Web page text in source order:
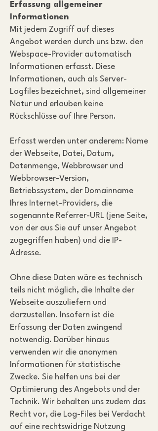
Erfassung allgemeiner
Informationen
Mit jedem Zugriff auf dieses
Angebot werden durch uns bzw. den
Webspace-Provider automatisch
Informationen erfasst. Diese
Informationen, auch als Server-
Logfiles bezeichnet, sind allgemeiner
Natur und erlauben keine
Rückschlüsse auf Ihre Person.
Erfasst werden unter anderem: Name
der Webseite, Datei, Datum,
Datenmenge, Webbrowser und
Webbrowser-Version,
Betriebssystem, der Domainname
Ihres Internet-Providers, die
sogenannte Referrer-URL (jene Seite,
von der aus Sie auf unser Angebot
zugegriffen haben) und die IP-
Adresse.
Ohne diese Daten wäre es technisch
teils nicht möglich, die Inhalte der
Webseite auszuliefern und
darzustellen. Insofern ist die
Erfassung der Daten zwingend
notwendig. Darüber hinaus
verwenden wir die anonymen
Informationen für statistische
Zwecke. Sie helfen uns bei der
Optimierung des Angebots und der
Technik. Wir behalten uns zudem das
Recht vor, die Log-Files bei Verdacht
auf eine rechtswidrige Nutzung